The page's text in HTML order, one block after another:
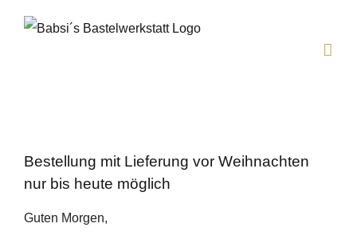
Bestellung mit Lieferung vor Weihnachten
nur bis heute möglich
Guten Morgen,